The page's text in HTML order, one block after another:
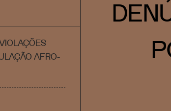
AFRO-